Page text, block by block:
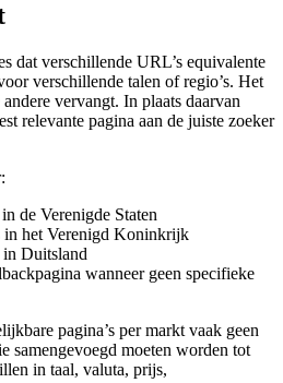
dat verschillende URL’s equivalente
verschillende talen of regio’s. Het
vervangt. In plaats daarvan
relevante pagina aan de juiste zoeker
de Verenigde Staten
in het Verenigd Koninkrijk
Duitsland
wanneer geen specifieke
pagina’s per markt vaak geen
samengevoegd moeten worden tot
in taal, valuta, prijs,